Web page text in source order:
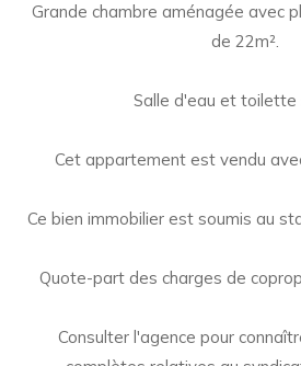
Grande chambre aménagée avec
de 22m².
Salle d'eau et toilette
Cet appartement est vendu
Ce bien immobilier est soumis au
Quote-part des charges de
Consulter l'agence pour